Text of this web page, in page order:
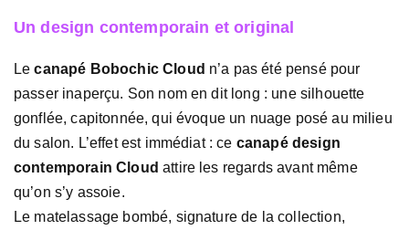
Un design contemporain et original
Lecanapé Bobochic Cloud n’a pas été pensé pour
passer inaperçu. Son nom en dit long : une silhouette
gonflée, capitonnée, qui évoque un nuage posé au milieu
du salon. L’effet est immédiat : ce canapé design
contemporain Cloud attire les regards avant même
qu’on s’y assoie.
Le matelassage bombé, signature de la collection,